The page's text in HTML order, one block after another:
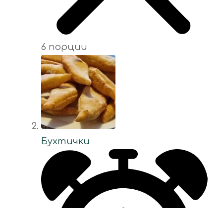
6 порции
Бухтички